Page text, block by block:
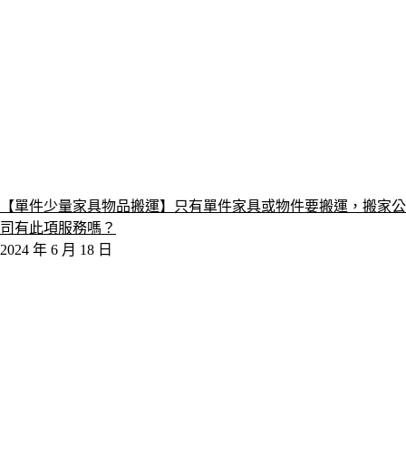
【單件少量家具物品搬運】只有單件家具或物件要搬運，搬家公
司有此項服務嗎？
2024 年 6 月 18 日